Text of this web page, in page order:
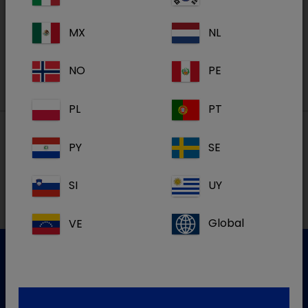
S'inscrire
Nos adresses
Service clientèle
MX NL
NO PE
PL PT
PY SE
SI UY
VE Global